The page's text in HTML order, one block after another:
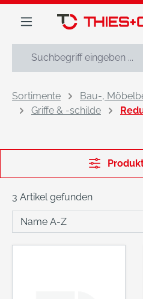
springen
Sortimente
Bau-,
Griffe & -schilde
3 Artikel gefunden